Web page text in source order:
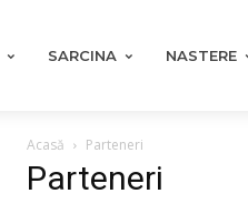
SARCINA NASTERE
Acasă Parteneri
Parteneri